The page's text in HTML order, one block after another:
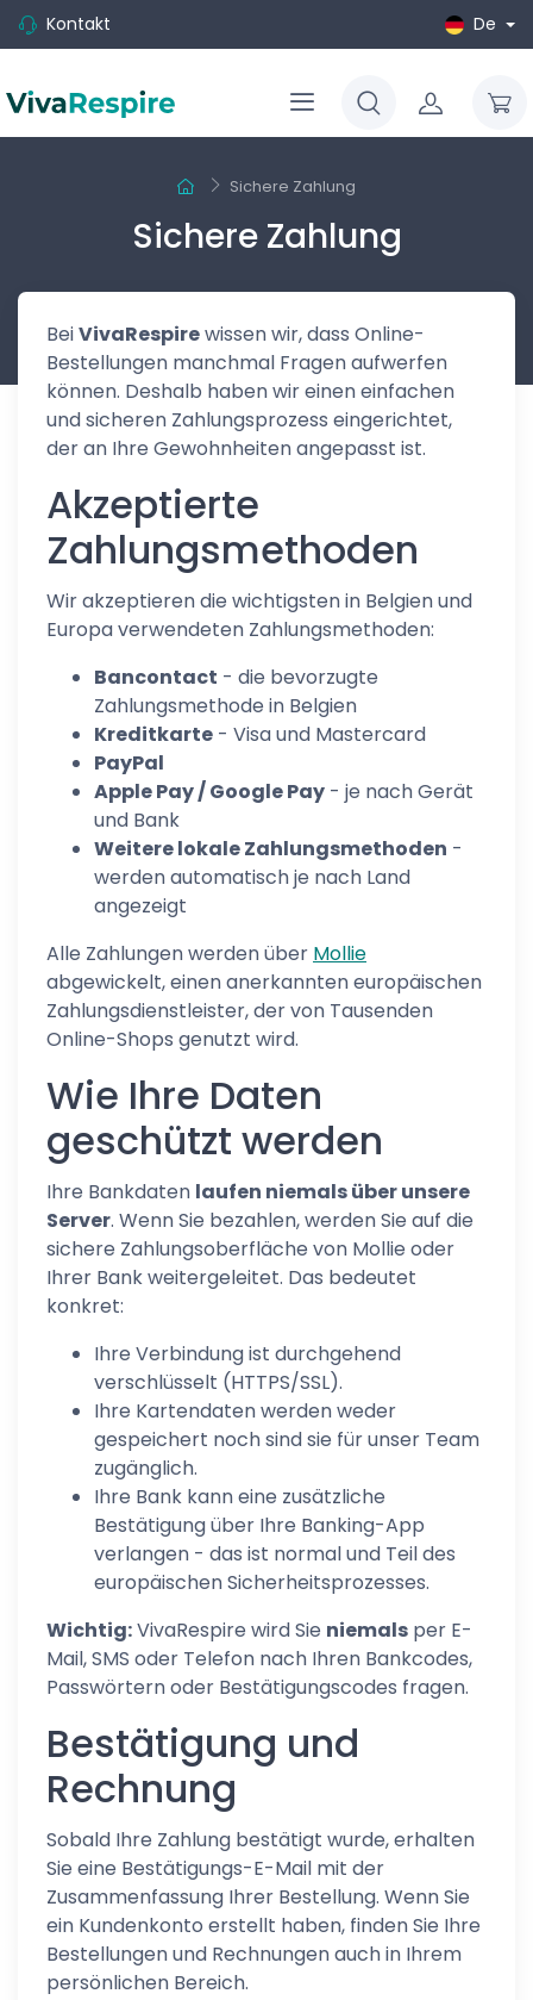
Kontakt De
Sichere Zahlung
Sichere Zahlung
BeiVivaRespirewissen wir, dass Online-
Bestellungen manchmal Fragen aufwerfen
können. Deshalb haben wir einen einfachen
und sicheren Zahlungsprozess eingerichtet,
der an Ihre Gewohnheiten angepasst ist.
Akzeptierte
Zahlungsmethoden
Wir akzeptieren die wichtigsten in Belgien und
Europa verwendeten Zahlungsmethoden:
Bancontact - die bevorzugte
Zahlungsmethode in Belgien
Kreditkarte - Visa und Mastercard
PayPal
Apple Pay / Google Pay - je nach Gerät
und Bank
Weitere lokale Zahlungsmethoden -
werden automatisch je nach Land
angezeigt
Alle Zahlungen werden über Mollie
abgewickelt, einen anerkannten europäischen
Zahlungsdienstleister, der von Tausenden
Online-Shops genutzt wird.
Wie Ihre Daten
geschützt werden
Ihre Bankdaten laufen niemals über unsere
Server. Wenn Sie bezahlen, werden Sie auf die
sichere Zahlungsoberfläche von Mollie oder
Ihrer Bank weitergeleitet. Das bedeutet
konkret:
Ihre Verbindung ist durchgehend
verschlüsselt (HTTPS/SSL).
Ihre Kartendaten werden weder
gespeichert noch sind sie für unser Team
zugänglich.
Ihre Bank kann eine zusätzliche
Bestätigung über Ihre Banking-App
verlangen - das ist normal und Teil des
europäischen Sicherheitsprozesses.
Wichtig:VivaRespire wird Sie niemals per E-
Mail, SMS oder Telefon nach Ihren Bankcodes,
Passwörtern oder Bestätigungscodes fragen.
Bestätigung und
Rechnung
Sobald Ihre Zahlung bestätigt wurde, erhalten
Sie eine Bestätigungs-E-Mail mit der
Zusammenfassung Ihrer Bestellung. Wenn Sie
ein Kundenkonto erstellt haben, finden Sie Ihre
Bestellungen und Rechnungen auch in Ihrem
persönlichen Bereich.